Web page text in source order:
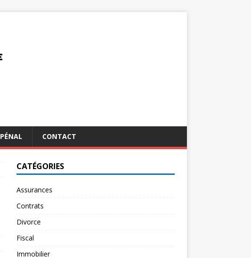
PÉNAL CONTACT
CATÉGORIES
Assurances
Contrats
Divorce
Fiscal
Immobilier